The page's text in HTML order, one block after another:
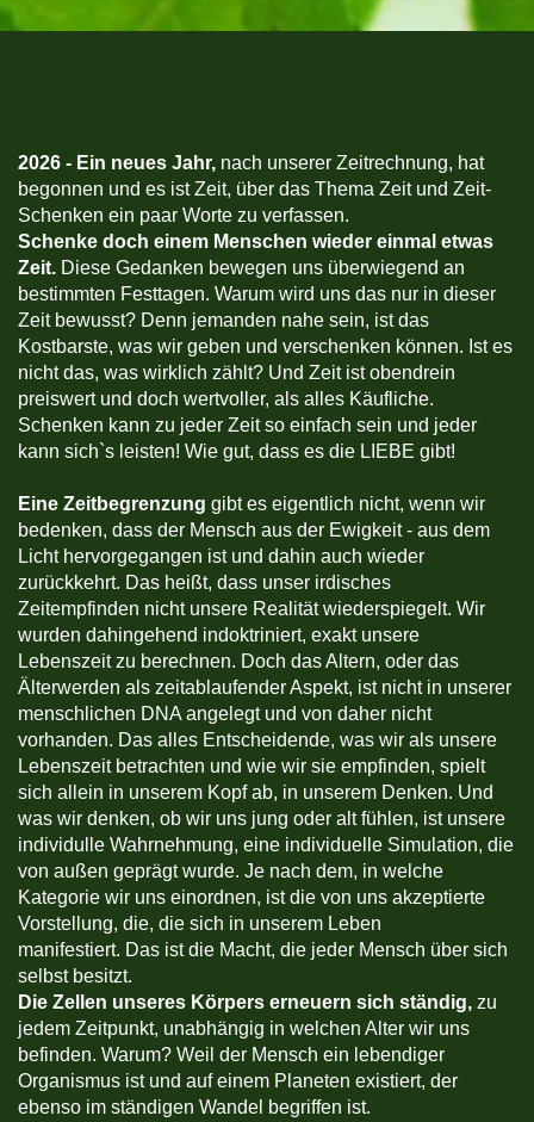
2026 - Ein neues Jahr, nach unserer Zeitrechnung, hat
begonnen und es ist Zeit, über das Thema Zeit und Zeit-
Schenken ein paar Worte zu verfassen.
Schenke doch einem Menschen wieder einmal etwas
Zeit. Diese Gedanken bewegen uns überwiegend an
bestimmten Festtagen. Warum wird uns das nur in dieser
Zeit bewusst? Denn jemanden nahe sein, ist das
Kostbarste, was wir geben und verschenken können. Ist es
nicht das, was wirklich zählt? Und Zeit ist obendrein
preiswert und doch wertvoller, als alles Käufliche.
Schenken kann zu jeder Zeit so einfach sein und jeder
kann sich`s leisten! Wie gut, dass es die LIEBE gibt!
Eine Zeitbegrenzung gibt es eigentlich nicht, wenn wir
bedenken, dass der Mensch aus der Ewigkeit - aus dem
Licht hervorgegangen ist und dahin auch wieder
zurückkehrt. Das heißt, dass unser irdisches
Zeitempfinden nicht unsere Realität wiederspiegelt. Wir
wurden dahingehend indoktriniert, exakt unsere
Lebenszeit zu berechnen. Doch das Altern, oder das
Älterwerden als zeitablaufender Aspekt, ist nicht in unserer
menschlichen DNA angelegt und von daher nicht
vorhanden. Das alles Entscheidende, was wir als unsere
Lebenszeit betrachten und wie wir sie empfinden, spielt
sich allein in unserem Kopf ab, in unserem Denken. Und
was wir denken, ob wir uns jung oder alt fühlen, ist unsere
individulle Wahrnehmung, eine individuelle Simulation, die
von außen geprägt wurde. Je nach dem, in welche
Kategorie wir uns einordnen, ist die von uns akzeptierte
Vorstellung, die, die sich in unserem Leben
manifestiert. Das ist die Macht, die jeder Mensch über sich
selbst besitzt.
Die Zellen unseres Körpers erneuern sich ständig, zu
jedem Zeitpunkt, unabhängig in welchen Alter wir uns
befinden. Warum? Weil der Mensch ein lebendiger
Organismus ist und auf einem Planeten existiert, der
ebenso im ständigen Wandel begriffen ist.